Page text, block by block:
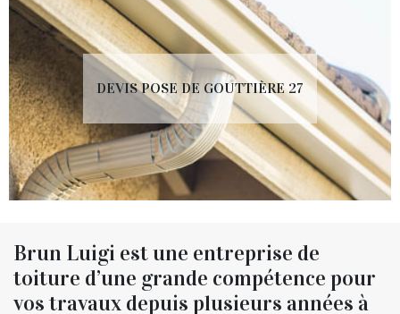
DEVIS POSE DE GOUTTIÈRE 27
Brun Luigi est une entreprise de
toiture d’une grande compétence pour
vos travaux depuis plusieurs années à